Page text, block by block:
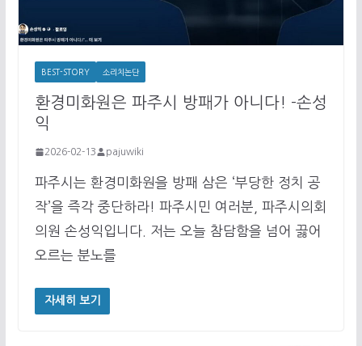
BEST-STORY 소리치논단
환경미화원은 파주시 방패가 아니다! -손성
익
2026-02-13 pajuwiki
파주시는 환경미화원을 방패 삼은 ‘부당한 정치 공
작’을 즉각 중단하라! 파주시민 여러분, 파주시의회
의원 손성익입니다. 저는 오늘 참담함을 넘어 끓어
오르는 분노를
자세히 보기